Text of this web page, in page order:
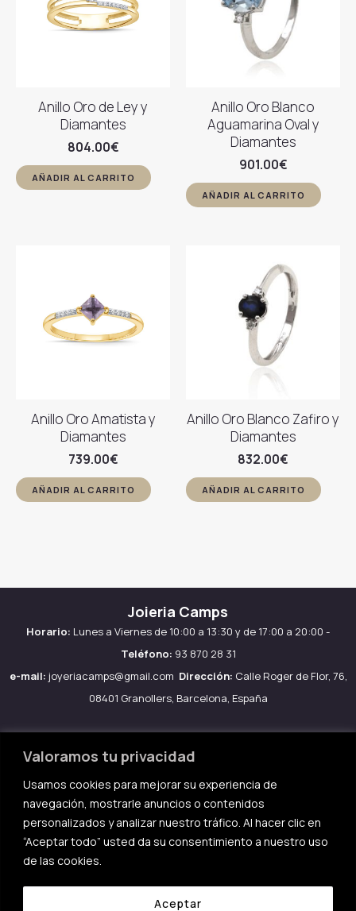
Valoramos tu privacidad
Usamos cookies para mejorar su experiencia de
navegación, mostrarle anuncios o contenidos
personalizados y analizar nuestro tráfico. Al hacer clic en
“Aceptar todo” usted da su consentimiento a nuestro uso
de las cookies.
Aceptar
Anillo Oro de Ley y
Diamantes
804.00€
AÑADIR AL CARRITO
Anillo Oro Blanco
Aguamarina Oval y
Diamantes
901.00€
AÑADIR AL CARRITO
Anillo Oro Amatista y
Diamantes
739.00€
AÑADIR AL CARRITO
Anillo Oro Blanco Zafiro y
Diamantes
832.00€
AÑADIR AL CARRITO
Joieria Camps
Horario: Lunes a Viernes de 10:00 a 13:30 y de 17:00 a 20:00 -
Teléfono: 93 870 28 31
e-mail: joyeriacamps@gmail.com Dirección: Calle Roger de Flor, 76,
08401 Granollers, Barcelona, España
Aviso legal
Política de Cookies
Política de privacidad